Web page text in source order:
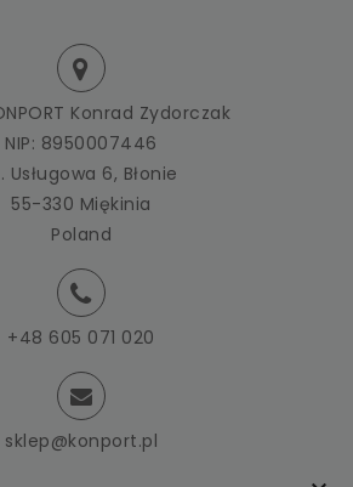
Konrad Zydorczak
NIP: 8950007446
Usługowa 6, Błonie
55-330 Miękinia
Poland
+48 605 071 020
sklep@konport.pl